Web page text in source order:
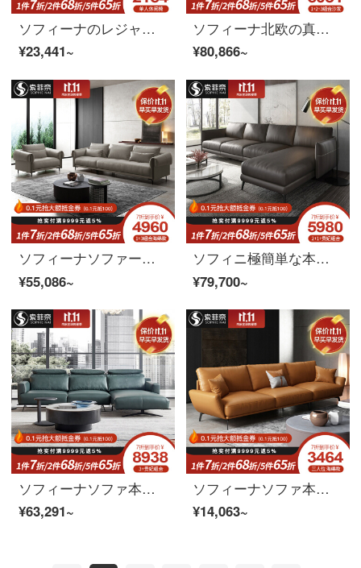
ソフィーナのレジャーチェア北欧のリビングルームには、米国式の小さなソファチェアの意味があります。
¥23,441~
ソフィーナ北欧の真皮のソファーイタリア式の極簡単なリビングルームの家庭用ソファは軽奢なセットになっています。
¥80,866~
ソフィーナソファー本革ソファイタリア式軽量贅沢北欧現代簡素客間L型回転角123組合せ客間ソファ2+貴妃ラテックスシートバッグ
¥55,086~
ソフィニ極簡単な本革のソファー家庭用の小型ソファーは簡単に現代の角の組み合わせの皮のソファーの意味があります。
¥79,700~
ソフィーナソファ本革ソファイタリア極簡単本革ソファセット現代簡単客間回転角貴妃位ソファ北欧軽豪華ソファ3人
¥63,291~
ソフィーナソファ本革ソファ北欧本革ソファーラテックスソファ北欧現代中小型リビングソファセット家具の足に海綿シートが付いています。
¥14,063~